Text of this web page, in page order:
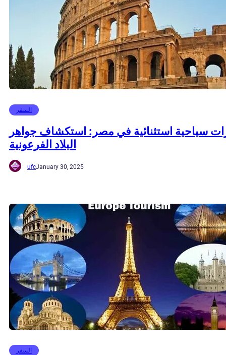
السفر
سياحية استثنائية في مصر: استكشاف جواهر
البلاد الفرعونية
ufcJanuary 30, 2025
السفر